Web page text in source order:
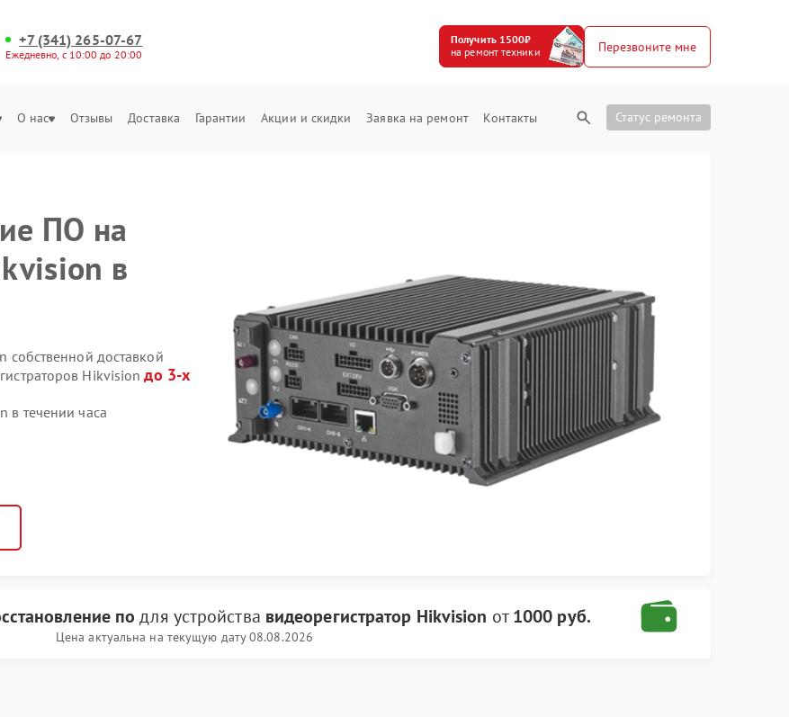
+7 (341) 265-07-67
Ежедневно, с 10:00 до 20:00
Получить 1500₽
на ремонт техники
Перезвоните мне
О нас Отзывы Доставка Гарантии Акции и скидки Заявка на ремонт Контакты Статус ремонта
ПО на
в
собственной доставкой
Hikvisionдо 3-х
в течении часа
по для устройства видеорегистратор Hikvision от1000 руб.
Цена актуальна на текущую дату 08.08.2026